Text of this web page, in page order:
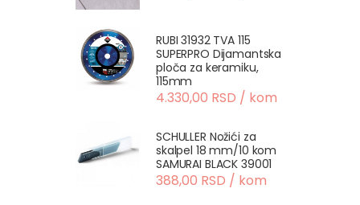
RUBI 31932 TVA 115
SUPERPRO Dijamantska
ploča za keramiku,
115mm
4.330,00 RSD / kom
SCHULLER Nožići za
skalpel 18 mm/10 kom
SAMURAI BLACK 39001
388,00 RSD / kom